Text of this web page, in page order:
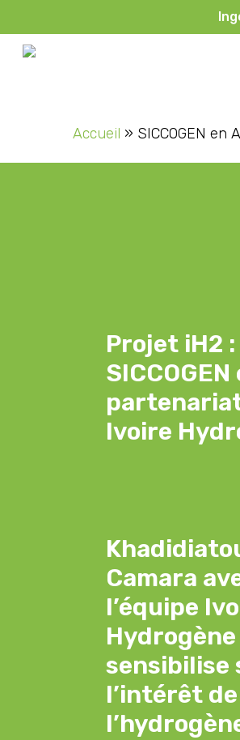
to
Accueil » SICCOGEN en
Projet iH2 :
SICCOGEN
Ivoire
Camara
l’équipe
Hydrogène
sensibilise
l’intérêt de